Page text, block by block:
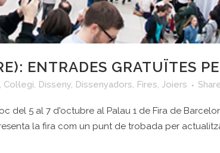
ENTRADES GRATUÏTES
, Col·legi, Disseny, Dissenyadors, Fires, Joiers
del 5 al 7 d'octubre al Palau 1 de Fira de
la fira com un punt de trobada per